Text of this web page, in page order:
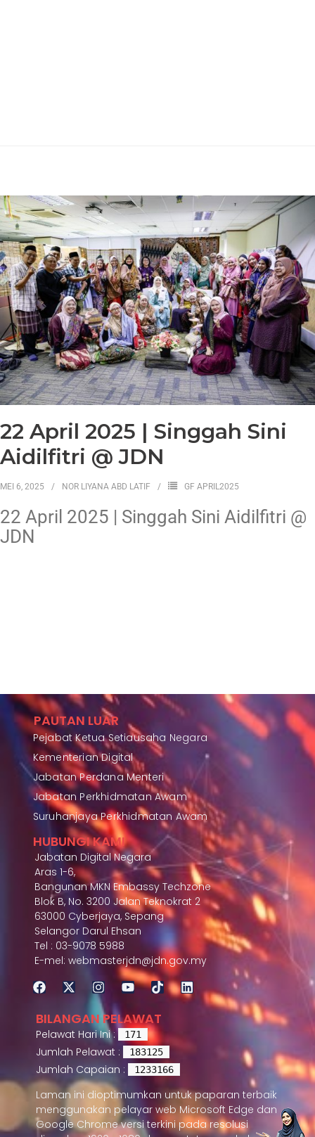
22 April 2025 | Singgah Sini
Aidilfitri @ JDN
MEI 6, 2025 NOR LIYANA ABD LATIF GF APRIL2025
22 April 2025 | Singgah Sini Aidilfitri @
JDN
PAUTAN LUAR
Pejabat Ketua Setiausaha Negara
Kementerian Digital
Jabatan Perdana Menteri
Jabatan Perkhidmatan Awam
Suruhanjaya Perkhidmatan Awam
HUBUNGI KAMI
Jabatan Digital Negara
Aras 1-6,
Bangunan MKN Embassy Techzone
Blok B, No. 3200 Jalan Teknokrat 2
63000 Cyberjaya, Sepang
Selangor Darul Ehsan
Tel : 03-9078 5988
E-mel: webmasterjdn@jdn.gov.my
BILANGAN PELAWAT
Pelawat Hari Ini : 171
Jumlah Pelawat : 183125
Jumlah Capaian : 1233166
Laman ini dioptimumkan untuk paparan terbaik
menggunakan pelayar web Microsoft Edge dan
Google Chrome versi terkini pada resolusi